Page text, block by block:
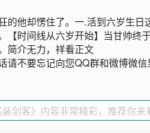
他却愣住了。一.活到六岁生
时间线从六岁开始】当甘帅终
简介无力，祥看正文
请不要忘记向您QQ群和微博微信